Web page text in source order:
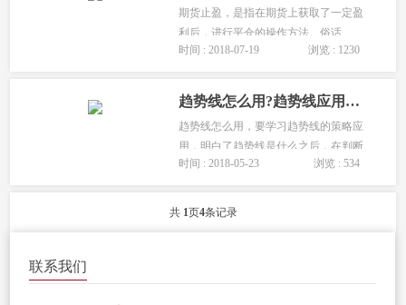
期货止盈，是指在期货上获取了一定盈
利后，进行平仓的操作方法。俗话
说：“会买的是个好徒弟，会卖的才是好
要期货止盈技巧的配合了。...
时间 : 2018-07-19 浏览 : 1230
趋势线怎么用?趋势线应用中的注意事项
趋势线怎么用，要学习趋势线的策略应
用，明白了趋势线是什么之后，在判断
行情是处于上升趋势、下降趋势或振荡
取不同的期货交易策略，趋势线应用中
时间 : 2018-05-23 浏览 : 534
共 1页4条记录
联系我们